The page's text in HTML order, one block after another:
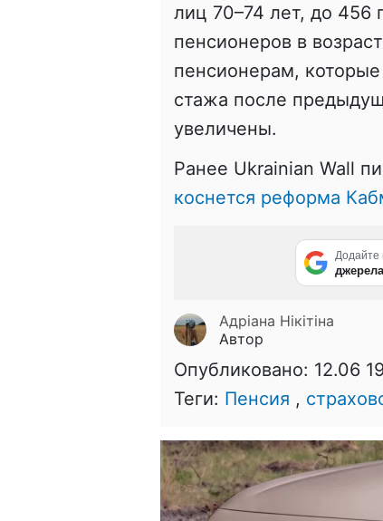
лиц 70–74 лет, до 456
пенсионеров в
пенсионерам,
стажа после
увеличены.
Ранее Ukrainian Wall
коснется реформа
Додайте
Адріана Нікітіна
Автор
Опубликовано: 12.06
Теги: Пенсия ,